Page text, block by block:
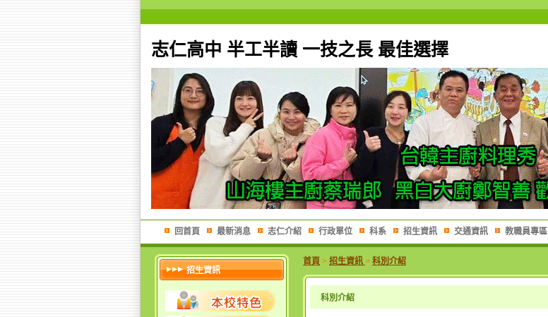
志仁高中 半工半讀 一技之長 最佳選擇
回首頁 最新消息 志仁介紹 行政單位 科系 招生資訊 交通資訊 教職員專區
招生資訊
首頁 > 招生資訊 > 科別介紹
科別介紹